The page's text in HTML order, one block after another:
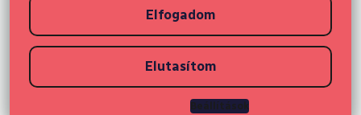
Beállítások
Elutasítom
Elfogadom
Vásárlási információk
Copyright 2026Elvisia. Minden jog fenntartva.
Különleges juttatásokat szeretnék